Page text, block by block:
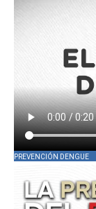
PREVENCIÓN DENGUE